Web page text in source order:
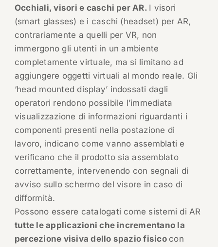
Occhiali, visori e caschi per AR. I visori
(smart glasses) e i caschi (headset) per AR,
contrariamente a quelli per VR, non
immergono gli utenti in un ambiente
completamente virtuale, ma si limitano ad
aggiungere oggetti virtuali al mondo reale. Gli
‘head mounted display’ indossati dagli
operatori rendono possibile l’immediata
visualizzazione di informazioni riguardanti i
componenti presenti nella postazione di
lavoro, indicano come vanno assemblati e
verificano che il prodotto sia assemblato
correttamente, intervenendo con segnali di
avviso sullo schermo del visore in caso di
difformità.
Possono essere catalogati come sistemi di AR
tutte le applicazioni che incrementano la
percezione visiva dello spazio fisico con